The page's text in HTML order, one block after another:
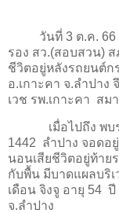
วันที่ 3 ต.ค. 66 เ
รอง สว.(สอบสวน) ส
ชีวิตอยู่หลังรถยนต์ก
อ.เกาะคา จ.ลำปา
เวช รพ.เกาะคา ส
เมื่อไปถึง พบรถ
1442 ลำปาง จอดอ
นอนเสียชีวิตอยู่ท้าย
กับพื้น มีบาดแผลบริ
เดือน จิงจู อายุ 54
จ.ลำปาง